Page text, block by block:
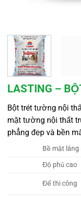
LASTING –
Bột trét tường nội
mặt tường nội thất
phẳng đẹp và bền
Bề mặt láng
Độ phủ cao
Để thi công